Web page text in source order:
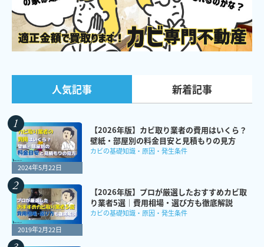
人気記事 新着記事
2024年5月22日
【2026年版】カビ取り業者の費用はいくら？
壁紙・部屋別の料金目安と見積もりの見方
カビの基礎知識・原因・発生条件
2019年2月22日
【2026年版】プロが厳選したおすすめカビ取
り業者5選｜費用相場・選び方も徹底解説
カビの基礎知識・原因・発生条件